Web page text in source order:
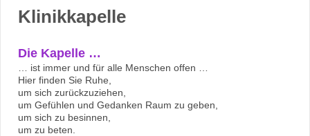
Klinikkapelle
Die Kapelle …
… ist immer und für alle Menschen offen …
Hier finden Sie Ruhe,
um sich zurückzuziehen,
um Gefühlen und Gedanken Raum zu geben,
um sich zu besinnen,
um zu beten.